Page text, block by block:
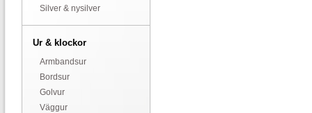
Silver & nysilver
Ur & klockor
Armbandsur
Bordsur
Golvur
Väggur